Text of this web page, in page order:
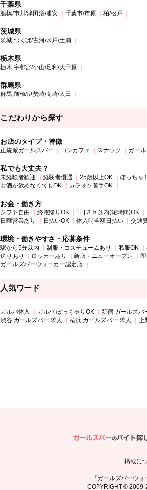
千葉県
船橋/市川/津田沼/浦安 千葉市/市原 柏/松戸
茨城県
茨城:つくば/古河/水戸/土浦
栃木県
栃木:宇都宮/小山/足利/大田原
群馬県
群馬:前橋/伊勢崎/高崎/太田
こだわりから探す
お店のタイプ・特徴
正統派ガールズバー コンカフェ スナック ガー
私でも大丈夫？
未経験者歓迎 経験者優遇 25歳以上OK ぽっちゃ
お酒が飲めなくてもOK
カラオケ苦手OK
お金・働き方
シフト自由 終電帰りOK 1日３ｈ以内(短時間)OK
日曜営業あり
日払いOK 体入時全額日払い 交通
環境・働きやすさ・応募条件
駅から5分以内 制服・コスチュームあり 私服OK
送りあり
ロッカーあり 新店・ニューオープン
ガールズバーウォーカー認定店
人気ワード
ガルバ体入 ガルバ ぽっちゃりOK 新宿 ガールズバ
渋谷 ガールズバー 求人
横浜 ガールズバー 求人 上
掲載に
「ガールズバーウ
COPYRIGHT © 2009-